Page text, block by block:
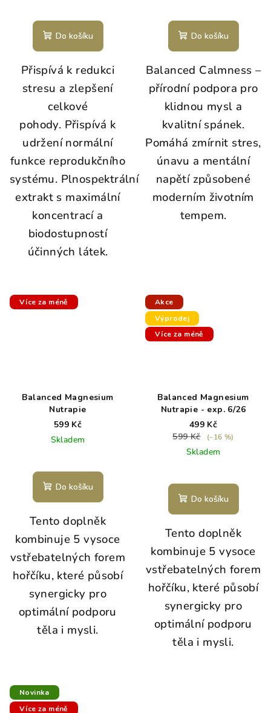
Do košíku
Přispívá k redukci
stresu a zlepšení
celkové
pohody. Přispívá k
udržení normální
funkce reprodukčního
systému. Plnospektrální
extrakt s maximální
koncentrací a
biodostupností
účinných látek.
Do košíku
Balanced Calmness –
přírodní podpora pro
klidnou mysl a
kvalitní spánek.
Pomáhá zmírnit stres,
únavu a mentální
napětí způsobené
moderním životním
tempem.
Více za méně
Balanced Magnesium
Nutrapie
599 Kč
Skladem
Do košíku
Tento doplněk
kombinuje 5 vysoce
vstřebatelných forem
hořčíku, které působí
synergicky pro
optimální podporu
těla i mysli.
Akce
Výprodej
Více za méně
Balanced Magnesium
Nutrapie - exp. 6/26
499 Kč
599 Kč
(–16 %)
Skladem
Do košíku
Tento doplněk
kombinuje 5 vysoce
vstřebatelných forem
hořčíku, které působí
synergicky pro
optimální podporu
těla i mysli.
Novinka
Více za méně